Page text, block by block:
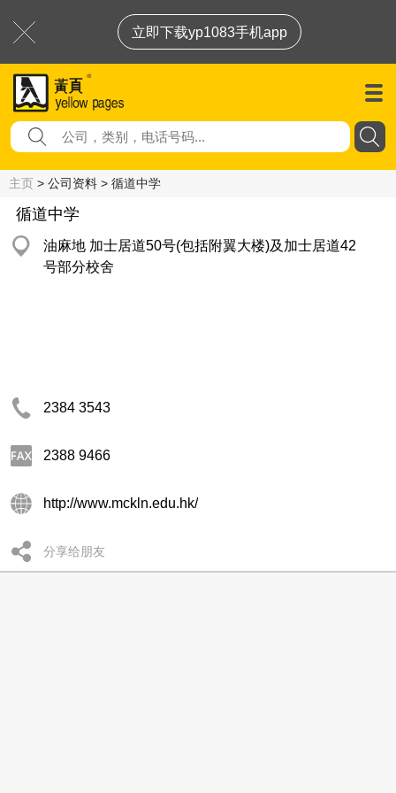
立即下载yp1083手机app
主页 > 公司资料 > 循道中学
循道中学
油麻地 加士居道50号(包括附翼大楼)及加士居道42
号部分校舍
2384 3543
2388 9466
http://www.mckln.edu.hk/
分享给朋友